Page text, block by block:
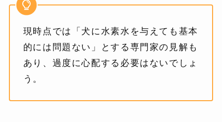
現時点では「犬に水素水を与えても基本
的には問題ない」とする専門家の見解も
あり、過度に心配する必要はないでしょ
う。